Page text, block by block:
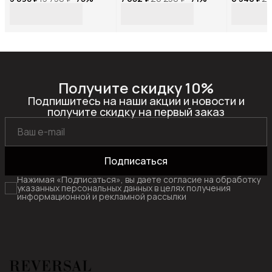
Получите скидку 10%
Подпишитесь на наши акции и новости и
получите скидку на первый заказ
Подписаться
Нажимая «Подписаться», вы даете согласие на обработку
указанных персональных данных в целях получения
информационной и рекламной рассылки